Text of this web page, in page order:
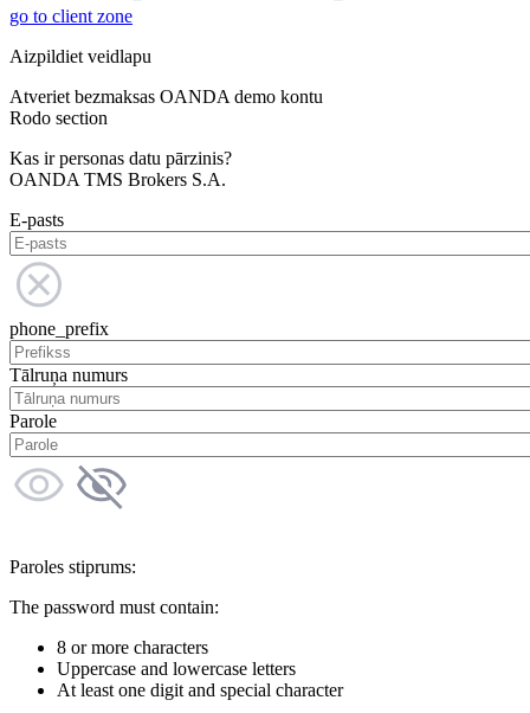
go to client zone
Aizpildiet veidlapu
Atveriet bezmaksas OANDA demo kontu
Rodo section
Kas ir personas datu pārzinis?
OANDA TMS Brokers S.A.
E-pasts
phone_prefix
Tālruņa numurs
Parole
Paroles stiprums:
The password must contain:
8 or more characters
Uppercase and lowercase letters
At least one digit and special character